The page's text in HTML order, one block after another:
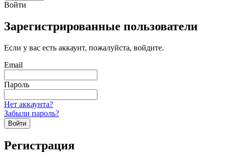
Войти
Зарегистрированные пользователи
Если у вас есть аккаунт, пожалуйста, войдите.
Email
Пароль
Нет аккаунта?
Забыли пароль?
Войти
Регистрация